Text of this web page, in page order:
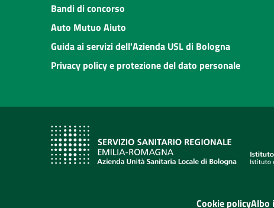
Bandi di concorso
Auto Mutuo Aiuto
Guida ai servizi dell'Azienda USL di Bologna
Privacy policy e protezione del dato personale
Cookie policyAlbo